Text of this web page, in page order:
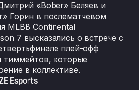
«Bober» Беляев и
Горин в послематчевом
MLBB Continental
7 высказались о встрече с
плей-офф
тиммейтов, которые
в коллективе.
Esports